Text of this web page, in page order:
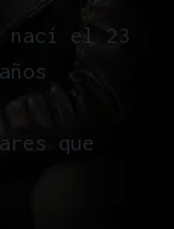
nací el 23
que